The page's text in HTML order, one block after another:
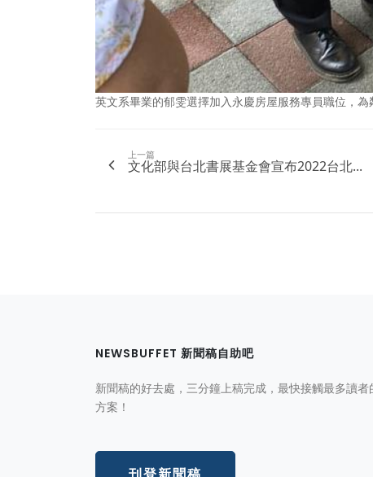
英文系畢業的郁雯選擇加入永慶房屋服務專員職位，
上一篇
文化部與台北書展基金會宣布2022台北...
NEWSBUFFET 新聞稿自助吧
新聞稿的好去處，三分鐘上稿完成，最快接觸最多讀者
方案！